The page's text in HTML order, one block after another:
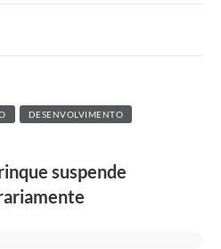
DESENVOLVIMENTO
suspende